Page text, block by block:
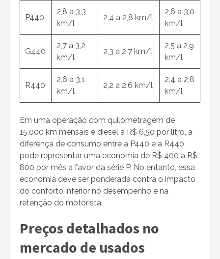
P440
2,8 a 3,3
km/l
2,4 a 2,8 km/l
2,6 a 3,0
km/l
G440
2,7 a 3,2
km/l
2,3 a 2,7 km/l
2,5 a 2,9
km/l
R440
2,6 a 3,1
km/l
2,2 a 2,6 km/l
2,4 a 2,8
km/l
Em uma operação com quilometragem de
15.000 km mensais e diesel a R$ 6,50 por litro, a
diferença de consumo entre a P440 e a R440
pode representar uma economia de R$ 400 a R$
800 por mês a favor da série P. No entanto, essa
economia deve ser ponderada contra o impacto
do conforto inferior no desempenho e na
retenção do motorista.
Preços detalhados no
mercado de usados